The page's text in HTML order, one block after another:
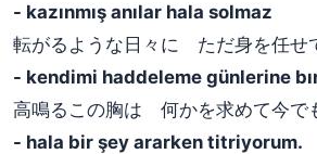
- kazınmış anılar hala solmaz
転がるような日々に ただ身を任せ
- kendimi haddeleme günlerine
高鳴るこの胸は 何かを求めて今で
- hala bir şey ararken titriyorum.